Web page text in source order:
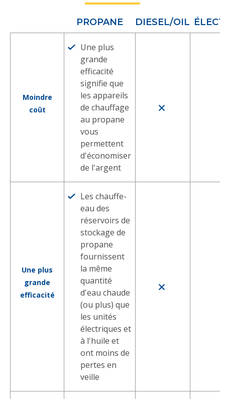
PROPANE DIESEL/OIL
Moindre
coût
Une plus
grande
efficacité
signifie que
les appareils
de chauffage
au propane
vous
permettent
d'économiser
de l'argent
Une plus
grande
efficacité
Les chauffe-
eau des
réservoirs de
stockage de
propane
fournissent
la même
quantité
d'eau chaude
(ou plus) que
les unités
électriques et
à l'huile et
ont moins de
pertes en
veille